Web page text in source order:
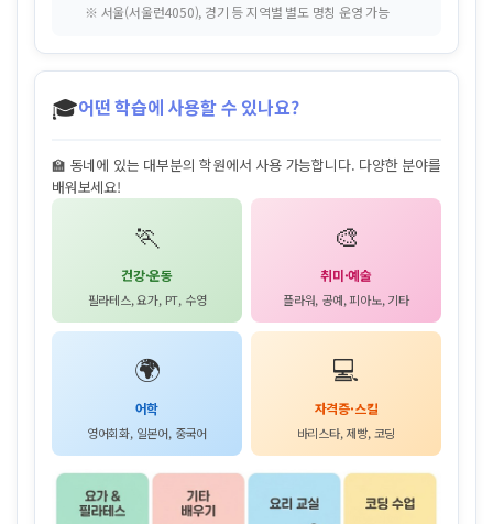
※ 서울(서울런4050), 경기 등 지역별 별도 명칭 운영 가능
🎓어떤 학습에 사용할 수 있나요?
🏫 동네에 있는 대부분의 학원에서 사용 가능합니다. 다양한 분야를
배워보세요!
🏃
건강·운동
필라테스, 요가, PT, 수영
🎨
취미·예술
플라워, 공예, 피아노, 기타
🌍
어학
영어회화, 일본어, 중국어
💻
자격증·스킬
바리스타, 제빵, 코딩